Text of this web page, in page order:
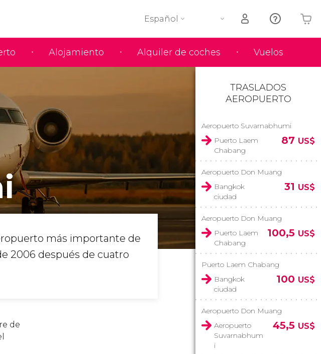
Alojamiento Alquiler de coches Vuelos
Español
Tu carrito está vacío
más importante de
2006 después de cuatro
de
TRASLADOS
AEROPUERTO
Aeropuerto Suvarnabhumi
Puerto Laem
Chabang
87 US$
Aeropuerto Don Muang
Bangkok
ciudad
31 US$
Aeropuerto Don Muang
Puerto Laem
Chabang
100,5 US$
Puerto Laem Chabang
Bangkok
ciudad
100 US$
Aeropuerto Don Muang
Aeropuerto
Suvarnabhum
i
45,5 US$